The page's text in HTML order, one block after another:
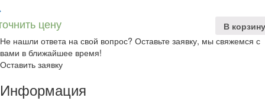
В корзину
цену
Не нашли ответа на свой вопрос? Оставьте заявку, мы свяжемся с
вами в ближайшее время!
Оставить заявку
Информация